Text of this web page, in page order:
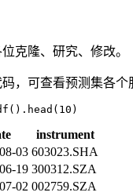
克隆、研究、修改。
，可查看预测集各
instrument
03 603023.SHA
19 300312.SZA
02 002759.SZA